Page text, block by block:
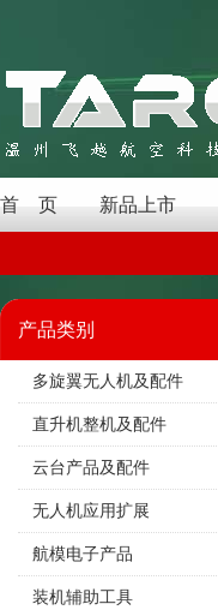
首 页 新品上市
产品类别
多旋翼无人机及配件
直升机整机及配件
云台产品及配件
无人机应用扩展
航模电子产品
装机辅助工具